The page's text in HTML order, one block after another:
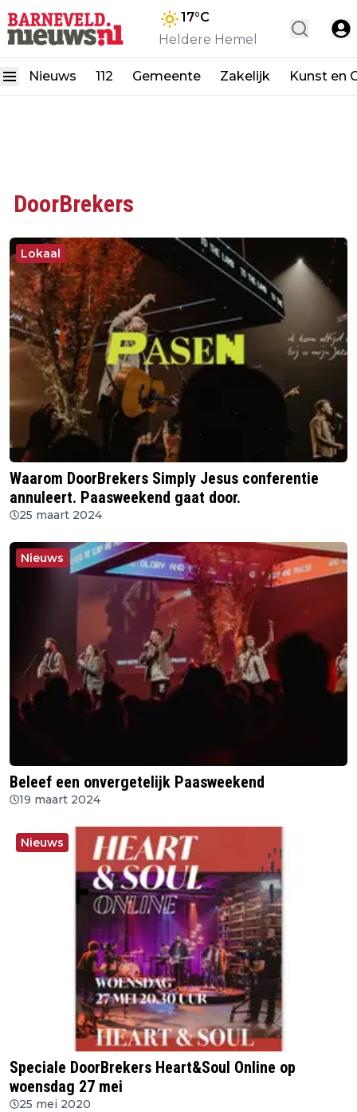
17°C
Heldere Hemel
Nieuws 112 Gemeente Zakelijk Kunst en
DoorBrekers
Lokaal
Waarom DoorBrekers Simply Jesus conferentie
annuleert. Paasweekend gaat door.
25 maart 2024
Nieuws
Beleef een onvergetelijk Paasweekend
19 maart 2024
Nieuws
Speciale DoorBrekers Heart&Soul Online op
woensdag 27 mei
25 mei 2020